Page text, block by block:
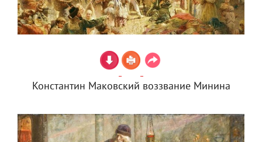
Константин Маковский воззвание Минина